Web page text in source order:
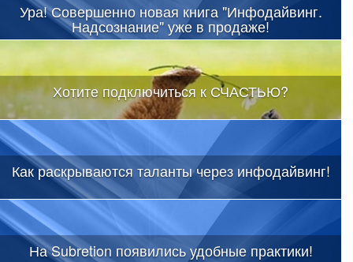
Ура! Совершенно новая книга "Инфодайвинг.
Надсознание" уже в продаже!
Хотите подключиться к СЧАСТЬЮ?
Как раскрываются таланты через инфодайвинг!
На Subretion появились удобные практики!